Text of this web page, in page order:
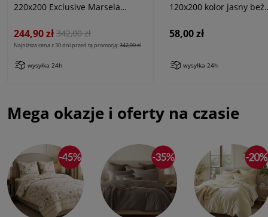
220x200 Exclusive Marsela
244,90 zł 342,00 zł
Najniższa cena z 30 dni przed tą promocją:342,00 zł
wysyłka 24h
120x200 kolor jasny beż
58,00 zł
wysyłka 24h
Mega okazje i oferty na czasie